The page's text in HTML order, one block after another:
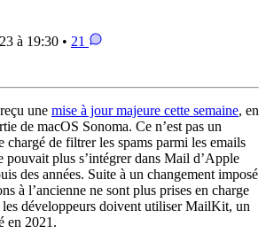
à 19:30 • 21
une mise à jour majeure cette semaine, en
de macOS Sonoma. Ce n’est pas un
chargé de filtrer les spams parmi les emails
pouvait plus s’intégrer dans Mail d’Apple
des années. Suite à un changement imposé
à l’ancienne ne sont plus prises en charge
développeurs doivent utiliser MailKit, un
en 2021.